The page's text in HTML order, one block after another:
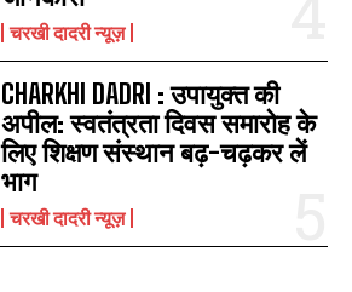
चरखी दादरी न्यूज़
CHARKHI DADRI : उपायुक्त की
अपील: स्वतंत्रता दिवस समारोह के
लिए शिक्षण संस्थान बढ़-चढ़कर लें
भाग
चरखी दादरी न्यूज़